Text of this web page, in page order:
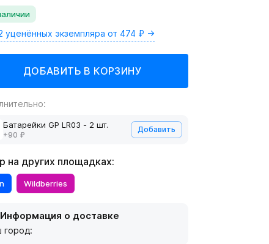
уценённых экземпляра от 474 ₽ →
Батарейки GP LR03 - 2 шт.
+90 ₽
Добавить
на других площадках:
Wildberries
Информация о доставке
город: